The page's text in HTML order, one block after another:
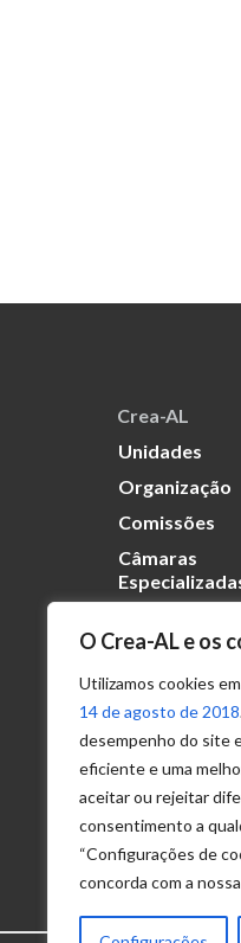
O Crea-AL e os
Utilizamos cookies
14 de agosto de 2018
desempenho do site
eficiente e uma
aceitar ou rejeitar
consentimento a
“Configurações de
concorda com a nossa
Crea-AL
Unidades
Organização
Comissões
Câmaras
Portal
Acesso à
Informação
Política de
Privacidade
Dados